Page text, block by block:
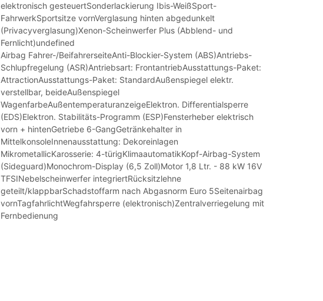
elektronisch gesteuertSonderlackierung Ibis-WeißSport-
FahrwerkSportsitze vornVerglasung hinten abgedunkelt
(Privacyverglasung)Xenon-Scheinwerfer Plus (Abblend- und
Fernlicht)undefined
Airbag Fahrer-/BeifahrerseiteAnti-Blockier-System (ABS)Antriebs-
Schlupfregelung (ASR)Antriebsart: FrontantriebAusstattungs-Paket:
AttractionAusstattungs-Paket: StandardAußenspiegel elektr.
verstellbar, beideAußenspiegel
WagenfarbeAußentemperaturanzeigeElektron. Differentialsperre
(EDS)Elektron. Stabilitäts-Programm (ESP)Fensterheber elektrisch
vorn + hintenGetriebe 6-GangGetränkehalter in
MittelkonsoleInnenausstattung: Dekoreinlagen
MikrometallicKarosserie: 4-türigKlimaautomatikKopf-Airbag-System
(Sideguard)Monochrom-Display (6,5 Zoll)Motor 1,8 Ltr. - 88 kW 16V
TFSINebelscheinwerfer integriertRücksitzlehne
geteilt/klappbarSchadstoffarm nach Abgasnorm Euro 5Seitenairbag
vornTagfahrlichtWegfahrsperre (elektronisch)Zentralverriegelung mit
Fernbedienung